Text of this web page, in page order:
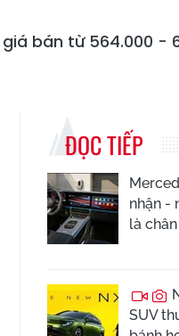
bán từ 564.000 -
ĐỌC TIẾP
nhận -
là
SUV